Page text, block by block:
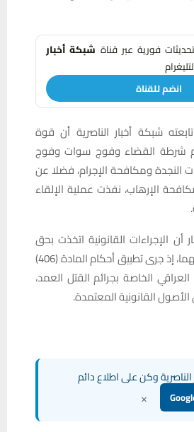
فورية عبر قناة شبكة أخبار
انضم للقناة
شبكة أخبار الناصرية أن قوة
القضاء وفوج سوات وفوج
النجدة ومكافحة الإجرام، فضلا عن
الإرهاب، نفذت عملية الإلقاء
الإجراءات القانونية اتخذت بحق
المتهمين فور توقيفهما، إذ جرى تطبيق أحكام المادة (406)
الخاصة بجرائم القتل العمد،
القانونية المعتمدة.
وكن على اطلاع دائم
×